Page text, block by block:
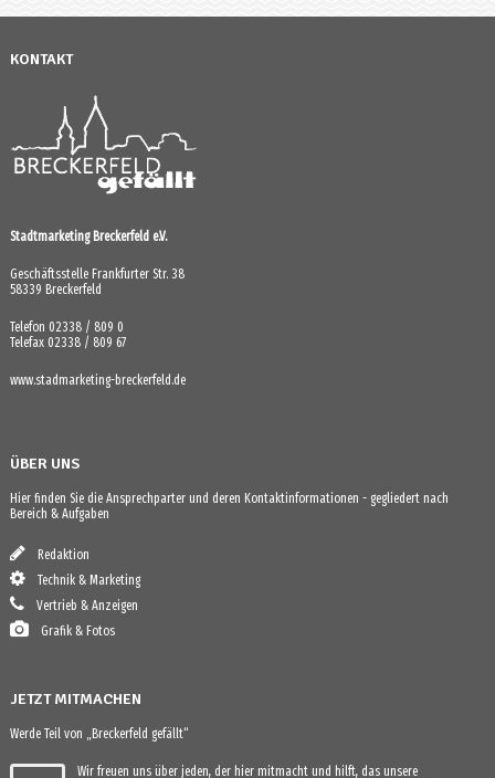
KONTAKT
Stadtmarketing Breckerfeld e.V.
Geschäftsstelle Frankfurter Str. 38
58339 Breckerfeld
Telefon 02338 / 809 0
Telefax 02338 / 809 67
www.stadmarketing-breckerfeld.de
ÜBER UNS
Hier finden Sie die Ansprechparter und deren Kontaktinformationen - gegliedert nach
Bereich & Aufgaben
Redaktion
Technik & Marketing
Vertrieb & Anzeigen
Grafik & Fotos
JETZT MITMACHEN
Werde Teil von „Breckerfeld gefällt“
Wir freuen uns über jeden, der hier mitmacht und hilft, das unsere